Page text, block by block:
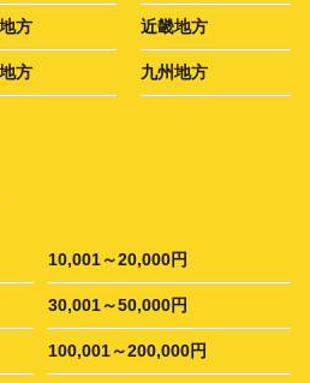
方 近畿地方
方 九州地方
10,001～20,000円
30,001～50,000円
100,001～200,000円